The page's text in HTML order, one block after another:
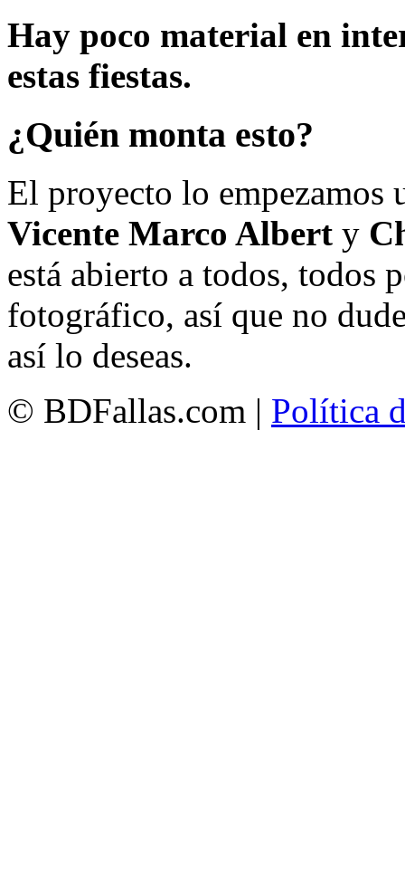
Hay poco material en
estas fiestas.
¿Quién monta esto?
El proyecto lo empezamos
Vicente Marco Albert y
está abierto a todos, todos
fotográfico, así que no
así lo deseas.
© BDFallas.com | Política